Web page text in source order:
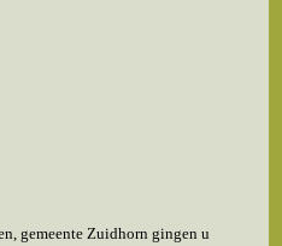
gemeente Zuidhorn gingen u